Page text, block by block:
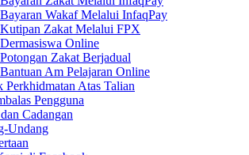
Wakaf Melalui InfaqPay
Zakat Melalui FPX
Online
Zakat Berjadual
Am Pelajaran Online
Perkhidmatan Atas Talian
Pengguna
Cadangan
Undang